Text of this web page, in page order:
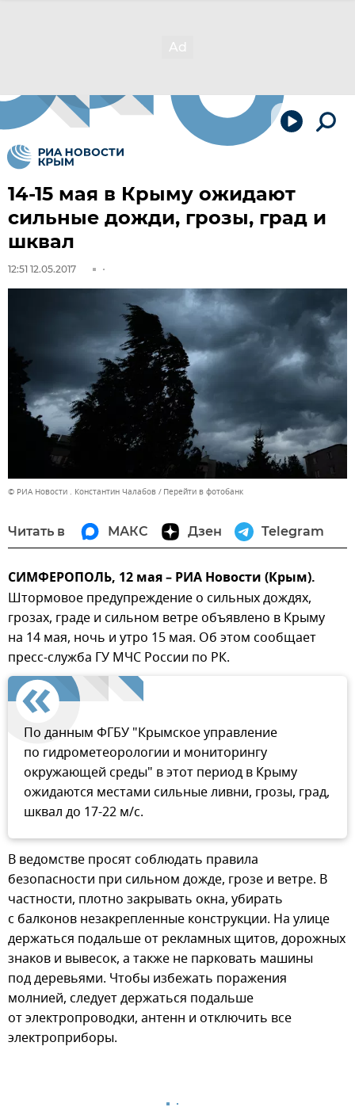
14-15 мая в Крыму ожидают
сильные дожди, грозы, град и
шквал
12:51 12.05.2017
© РИА Новости . Константин Чалабов Перейти в фотобанк
Читать в МАКС Дзен Telegram
СИМФЕРОПОЛЬ, 12 мая – РИА Новости (Крым).
Штормовое предупреждение о сильных дождях,
грозах, граде и сильном ветре объявлено в Крыму
на 14 мая, ночь и утро 15 мая. Об этом сообщает
пресс-служба ГУ МЧС России по РК.
По данным ФГБУ "Крымское управление
по гидрометеорологии и мониторингу
окружающей среды" в этот период в Крыму
ожидаются местами сильные ливни, грозы, град,
шквал до 17-22 м/с.
В ведомстве просят соблюдать правила
безопасности при сильном дожде, грозе и ветре. В
частности, плотно закрывать окна, убирать
с балконов незакрепленные конструкции. На улице
держаться подальше от рекламных щитов, дорожных
знаков и вывесок, а также не парковать машины
под деревьями. Чтобы избежать поражения
молнией, следует держаться подальше
от электропроводки, антенн и отключить все
электроприборы.